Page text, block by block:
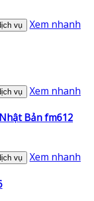
vụ Xem nhanh
vụ Xem nhanh
Bản fm612
vụ Xem nhanh